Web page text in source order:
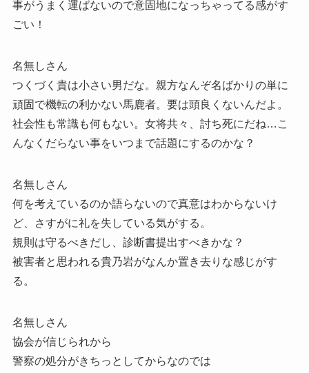
事がうまく運ばないので意固地になっちゃってる感がす
ごい！
名無しさん
つくづく貴は小さい男だな。親方なんぞ名ばかりの単に
頑固で機転の利かない馬鹿者。要は頭良くないんだよ。
社会性も常識も何もない。女将共々、討ち死にだね…こ
んなくだらない事をいつまで話題にするのかな？
名無しさん
何を考えているのか語らないので真意はわからないけ
ど、さすがに礼を失している気がする。
規則は守るべきだし、診断書提出すべきかな？
被害者と思われる貴乃岩がなんか置き去りな感じがす
る。
名無しさん
協会が信じられから
警察の処分がきちっとしてからなのでは